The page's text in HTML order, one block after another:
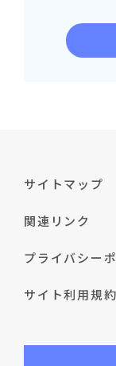
サイトマップ
関連リンク
プライバシー
サイト利用規約